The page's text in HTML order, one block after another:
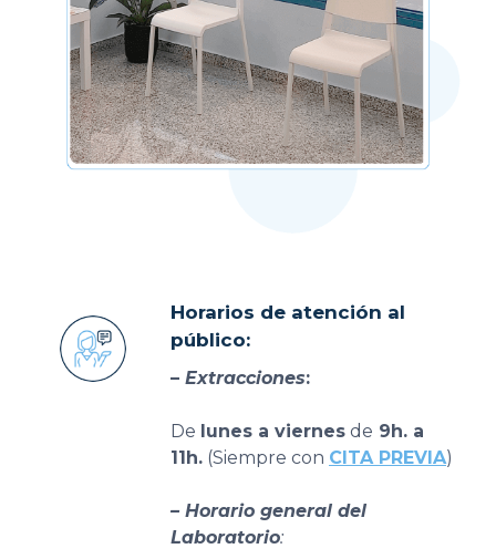
Horarios de atención al
público:
– Extracciones:
De lunes a viernes de 9h. a
11h. (Siempre con CITA PREVIA)
– Horario general del
Laboratorio: